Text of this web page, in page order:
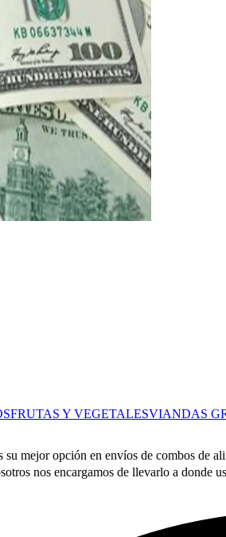
FRUTAS Y VEGETALESVIANDAS
mejor opción en envíos de combos de
nos encargamos de llevarlo a donde